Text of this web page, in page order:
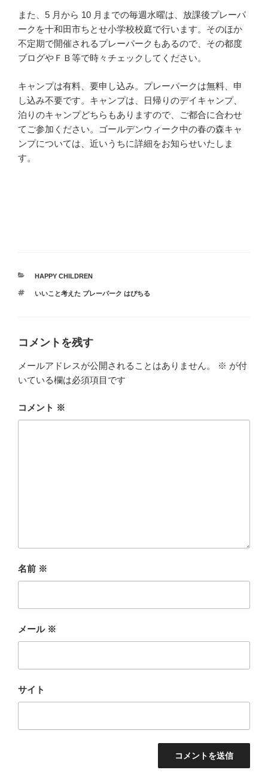
また、5 月から 10 月までの毎週水曜は、放課後プレーパ
ークを十和田市ちとせ小学校校庭で行います。そのほか
不定期で開催されるプレーパークもあるので、その都度
ブログやＦＢ等で時々チェックしてください。
キャンプは有料、要申し込み。プレーパークは無料、申
し込み不要です。キャンプは、日帰りのデイキャンプ、
泊りのキャンプどちらもありますので、ご都合に合わせ
てご参加ください。ゴールデンウィーク中の春の森キャ
ンプについては、近いうちに詳細をお知らせいたしま
す。
カ
ゴ
HAPPY CHILDREN
タ
いいこと考えた プレーパーク はぴちる
コメントを残す
メールアドレスが公開されることはありません。 ※ が付
いている欄は必須項目です
コメント ※
名前 ※
メール ※
サイト